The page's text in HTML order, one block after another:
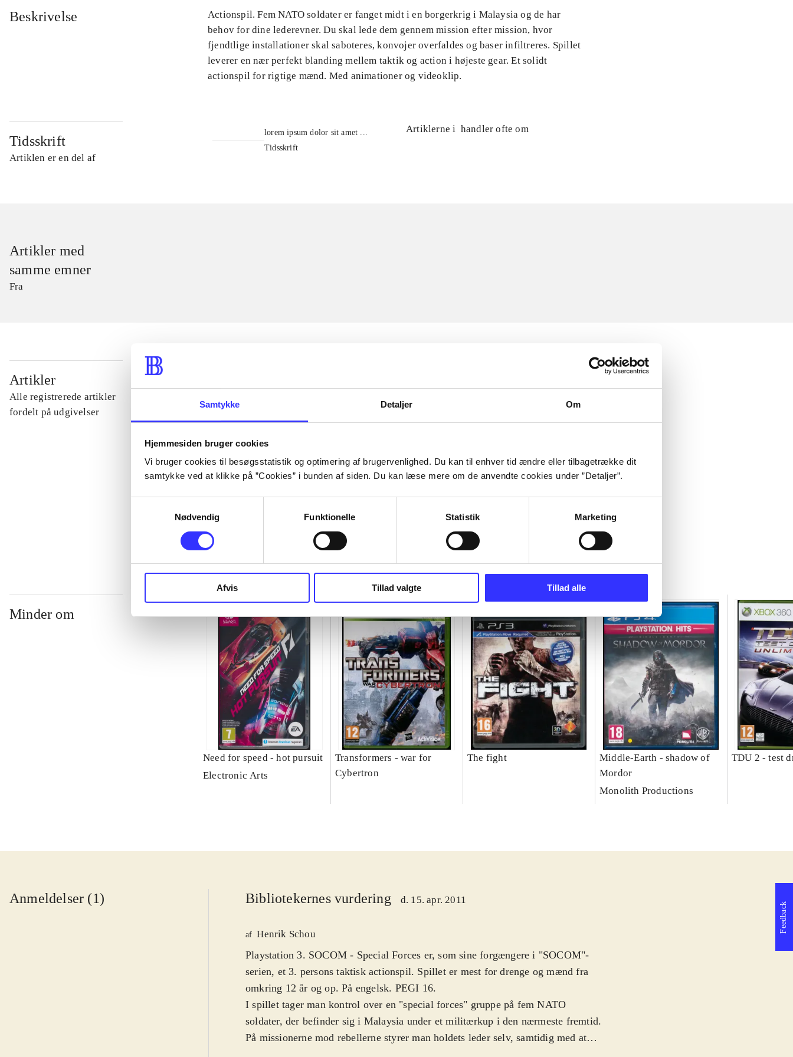
Samtykke Detaljer Om
Hjemmesiden bruger cookies
Vi bruger cookies til besøgsstatistik og optimering af brugervenlighed. Du kan til enhver tid ændre eller tilbagetrække dit
samtykke ved at klikke på ”Cookies” i bunden af siden. Du kan læse mere om de anvendte cookies under ”Detaljer”.
Nødvendig
Funktionelle Statistik Marketing
Afvis Tillad valgte Tillad alle
Beskrivelse
Actionspil. Fem NATO soldater er fanget midt i en borgerkrig i Malaysia og de har
behov for dine lederevner. Du skal lede dem gennem mission efter mission, hvor
fjendtlige installationer skal saboteres, konvojer overfaldes og baser infiltreres. Spillet
leverer en nær perfekt blanding mellem taktik og action i højeste gear. Et solidt
actionspil for rigtige mænd. Med animationer og videoklip.
Tidsskrift
Artiklen er en del af
lorem ipsum dolor sit amet ...
Tidsskrift
Artiklerne i handler ofte om
Artikler med
samme emner
Fra
Artikler
Alle registrerede artikler
fordelt på udgivelser
...
...
...
Minder om
Need for speed - hot pursuit
Electronic Arts
Transformers - war for
Cybertron
The fight
Middle-Earth - shadow of
Mordor
Monolith Productions
TDU 2 - test
Anmeldelser (1) Bibliotekernes vurdering d. 15. apr. 2011
af Henrik Schou
Playstation 3. SOCOM - Special Forces er, som sine forgængere i "SOCOM"-
serien, et 3. persons taktisk actionspil. Spillet er mest for drenge og mænd fra
omkring 12 år og op. På engelsk. PEGI 16.
I spillet tager man kontrol over en "special forces" gruppe på fem NATO
soldater, der befinder sig i Malaysia under et militærkup i den nærmeste fremtid.
På missionerne mod rebellerne styrer man holdets leder selv, samtidig med at
Feedback